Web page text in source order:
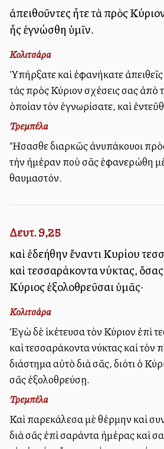
ἀπειθοῦντες ἦτε τὰ πρὸς
ἧς ἐγνώσθη ὑμῖν.
Κολιτσάρα
Ὑπήρξατε καὶ ἐφανήκατε
τὰς πρὸς Κύριον σχέσεις σας ἀπὸ
ὁποίαν τὸν ἐγνωρίσατε, καὶ
Τρεμπέλα
Ἤσασθε διαρκῶς ἀνυπάκουοι
τὴν ἡμέραν ποὺ σᾶς ἐφανερώθη
θαυμαστόν.
Δευτ. 9,25
καὶ ἐδεήθην ἔναντι Κυρίου
καὶ τεσσαράκοντα νύκτας,
Κύριος ἐξολοθρεῦσαι ὑμᾶς·
Κολιτσάρα
Ἐγὼ δὲ ἱκέτευσα τὸν Κύριον ἐπὶ
καὶ τεσσαράκοντα νύκτας καὶ τὸν
διάστημα αὐτὸ διὰ σᾶς, διότι ὁ
σᾶς ἐξολοθρεύσῃ.
Τρεμπέλα
Καὶ παρεκάλεσα μὲ θέρμην καὶ
διὰ σᾶς ἐπὶ σαράντα ἡμέρας καὶ